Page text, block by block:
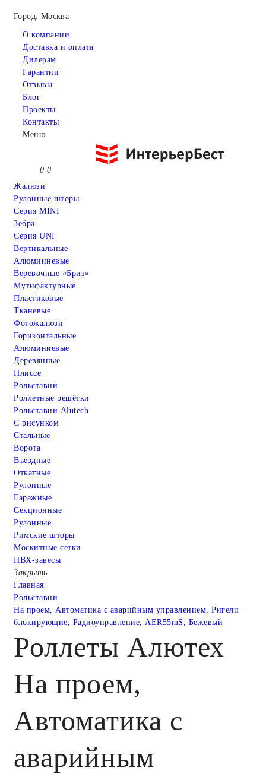
Город: Москва
О компании
Доставка и оплата
Дилерам
Гарантии
Отзывы
Блог
Проекты
Контакты
Меню
0 0
Жалюзи
Рулонные шторы
Серия MINI
Зебра
Серия UNI
Вертикальные
Алюмииневые
Веревочные «Бриз»
Мутифактурные
Пластиковые
Тканевые
Фотожалюзи
Горизонтальные
Алюминиевые
Деревянные
Плиссе
Рольставни
Роллетные решётки
Рольставни Alutech
С рисунком
Стальные
Ворота
Въездные
Откатные
Рулонные
Гаражные
Cекционные
Рулонные
Римские шторы
Москитные сетки
ПВХ-завесы
Закрыть
Главная
Рольставни
На проем, Автоматика с аварийным управлением, Ригели
блокирующие, Радиоуправление, AER55mS, Бежевый
Роллеты Алютех
На проем,
Автоматика с
аварийным